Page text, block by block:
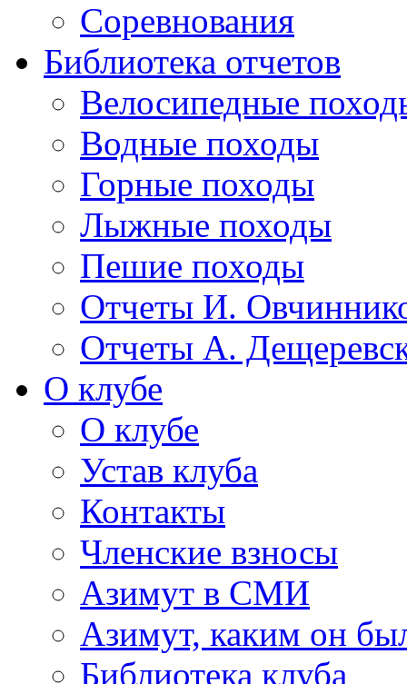
Соревнования
Библиотека отчетов
Велосипедные
Водные походы
Горные походы
Лыжные походы
Пешие походы
Отчеты И.
Отчеты А.
О клубе
О клубе
Устав клуба
Контакты
Членские взносы
Азимут в СМИ
Азимут, каким он
Библиотека клуба